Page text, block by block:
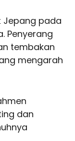
Jepang pada
Penyerang
tembakan
mengarah
dan